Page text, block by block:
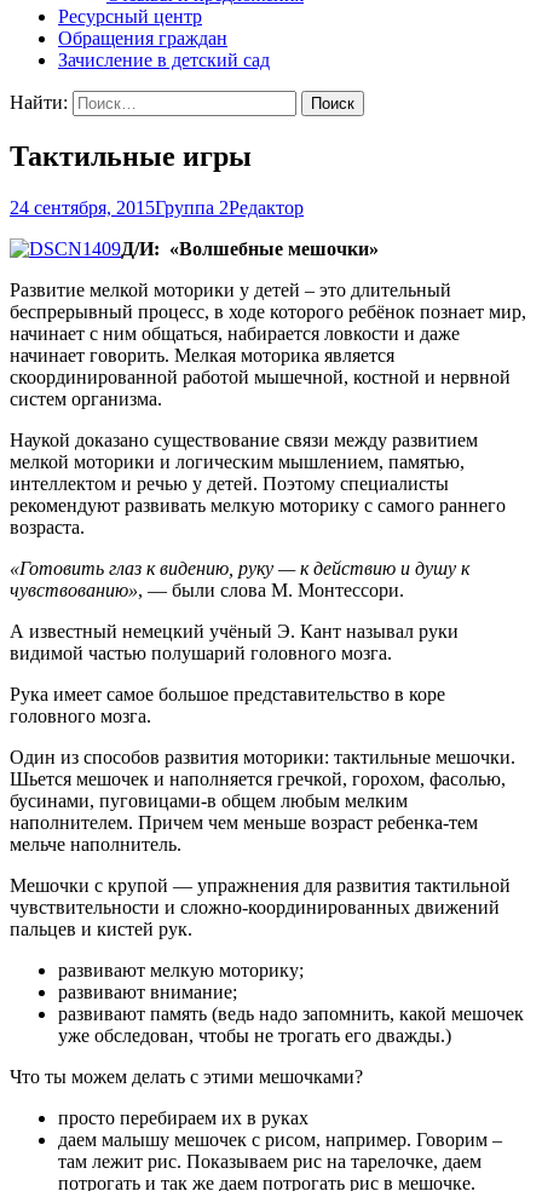
Ресурсный центр
Обращения граждан
Зачисление в детский сад
Найти:
Тактильные игры
24 сентября, 2015Группа 2Редактор
Д/И: «Волшебные мешочки»
Развитие мелкой моторики у детей – это длительный
беспрерывный процесс, в ходе которого ребёнок познает мир,
начинает с ним общаться, набирается ловкости и даже
начинает говорить. Мелкая моторика является
скоординированной работой мышечной, костной и нервной
систем организма.
Наукой доказано существование связи между развитием
мелкой моторики и логическим мышлением, памятью,
интеллектом и речью у детей. Поэтому специалисты
рекомендуют развивать мелкую моторику с самого раннего
возраста.
«Готовить глаз к видению, руку — к действию и душу к
чувствованию», — были слова М. Монтессори.
А известный немецкий учёный Э. Кант называл руки
видимой частью полушарий головного мозга.
Рука имеет самое большое представительство в коре
головного мозга.
Один из способов развития моторики: тактильные мешочки.
Шьется мешочек и наполняется гречкой, горохом, фасолью,
бусинами, пуговицами-в общем любым мелким
наполнителем. Причем чем меньше возраст ребенка-тем
мельче наполнитель.
Мешочки с крупой — упражнения для развития тактильной
чувствительности и сложно-координированных движений
пальцев и кистей рук.
развивают мелкую моторику;
развивают внимание;
развивают память (ведь надо запомнить, какой мешочек
уже обследован, чтобы не трогать его дважды.)
Что ты можем делать с этими мешочками?
просто перебираем их в руках
даем малышу мешочек с рисом, например. Говорим –
там лежит рис. Показываем рис на тарелочке, даем
потрогать и так же даем потрогать рис в мешочке.